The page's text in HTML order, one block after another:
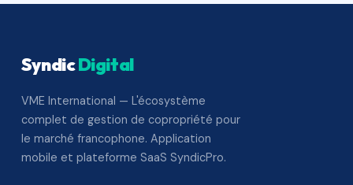
SyndicDigital
VME International — L'écosystème
complet de gestion de copropriété pour
le marché francophone. Application
mobile et plateforme SaaS SyndicPro.